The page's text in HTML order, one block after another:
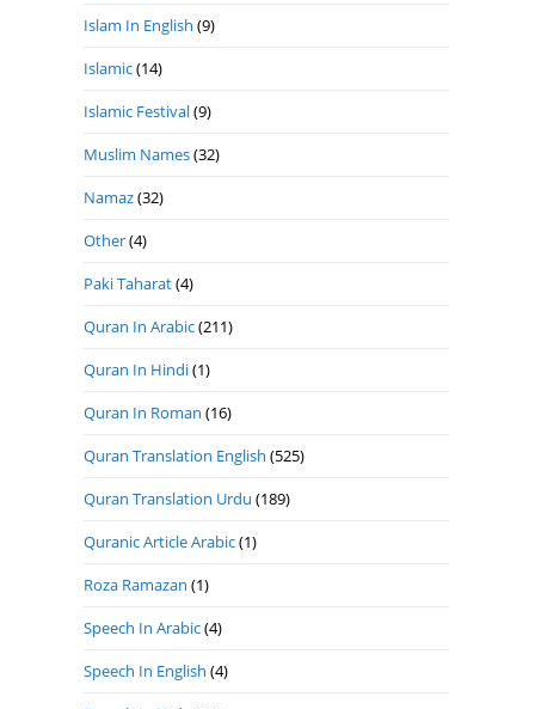
Islam In English (9)
Islamic(14)
Islamic Festival(9)
Muslim Names(32)
Namaz(32)
Other(4)
Paki Taharat(4)
Quran In Arabic(211)
Quran In Hindi(1)
Quran In Roman (16)
Quran Translation English (525)
Quran Translation Urdu (189)
Quranic Article Arabic(1)
Roza Ramazan (1)
Speech In Arabic(4)
Speech In English (4)